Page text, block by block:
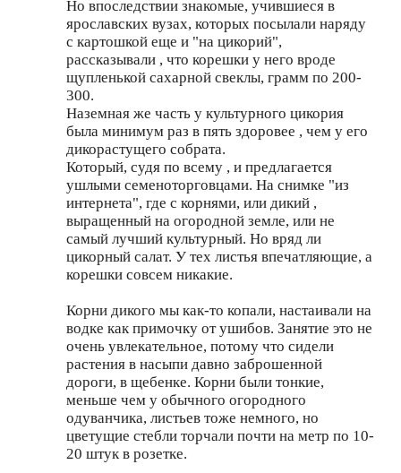
Но впоследствии знакомые, учившиеся в
ярославских вузах, которых посылали наряду
с картошкой еще и "на цикорий",
рассказывали , что корешки у него вроде
щупленькой сахарной свеклы, грамм по 200-
300.
Наземная же часть у культурного цикория
была минимум раз в пять здоровее , чем у его
дикорастущего собрата.
Который, судя по всему , и предлагается
ушлыми семеноторговцами. На снимке "из
интернета", где с корнями, или дикий ,
выращенный на огородной земле, или не
самый лучший культурный. Но вряд ли
цикорный салат. У тех листья впечатляющие, а
корешки совсем никакие.
Корни дикого мы как-то копали, настаивали на
водке как примочку от ушибов. Занятие это не
очень увлекательное, потому что сидели
растения в насыпи давно заброшенной
дороги, в щебенке. Корни были тонкие,
меньше чем у обычного огородного
одуванчика, листьев тоже немного, но
цветущие стебли торчали почти на метр по 10-
20 штук в розетке.